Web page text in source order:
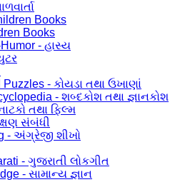
Books
Books
- હાસ્ય
Puzzles - કોયડા તથા ઉખાણાં
- શબ્દકોશ તથા જ્ઞાનકોશ
તથા ફિલ્મ
સંબંધી
- અંગ્રેજી શીખો
- ગુજરાતી લોકગીત
- સામાન્ય જ્ઞાન